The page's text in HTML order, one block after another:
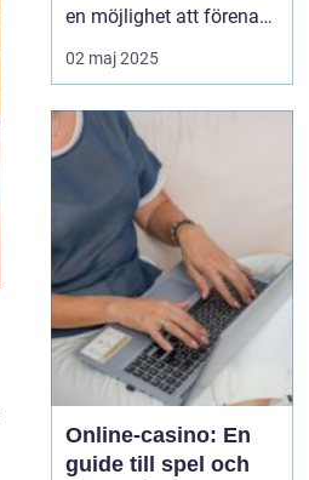
en möjlighet att förena
kropp och själ med
naturens skönhet.
fridfullhet som en
långsam promenad
genom skogar, fjäll ...
02 maj 2025
Online-casino: En
guide till spel och